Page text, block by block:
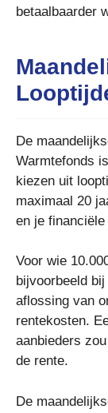
betaalbaarder
De
Warmtefonds
kiezen uit
maximaal 20
en je
Voor wie
bijvoorbeeld
aflossing van
rentekosten.
aanbieders
de rente.
De